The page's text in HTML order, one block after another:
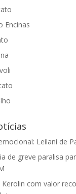
Encinas
Leilaní de
de greve paralisa
Kerolin com valor